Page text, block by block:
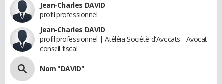
Jean-Charles DAVID
profil professionnel
Jean-Charles DAVID
profil professionnel | Atéléia Sociétè d'Avocats - Avocat
conseil fiscal
Nom "DAVID"